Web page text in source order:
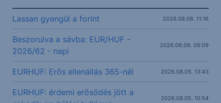
Lassan gyengül a forint 2026.08.06. 11:16
Beszorulva a sávba: EUR/HUF -
2026/62 - napi
2026.08.06. 08:09
EURHUF: Erős ellenállás 365-nél 2026.08.05. 13:43
EURHUF: érdemi erősödés jött a
2026.08.05. 10:54